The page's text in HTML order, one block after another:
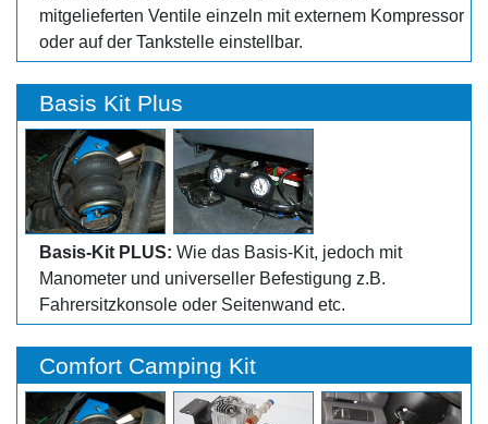
mitgelieferten Ventile einzeln mit externem Kompressor
oder auf der Tankstelle einstellbar.
Basis Kit Plus
Basis-Kit PLUS: Wie das Basis-Kit, jedoch mit
Manometer und universeller Befestigung z.B.
Fahrersitzkonsole oder Seitenwand etc.
Comfort Camping Kit